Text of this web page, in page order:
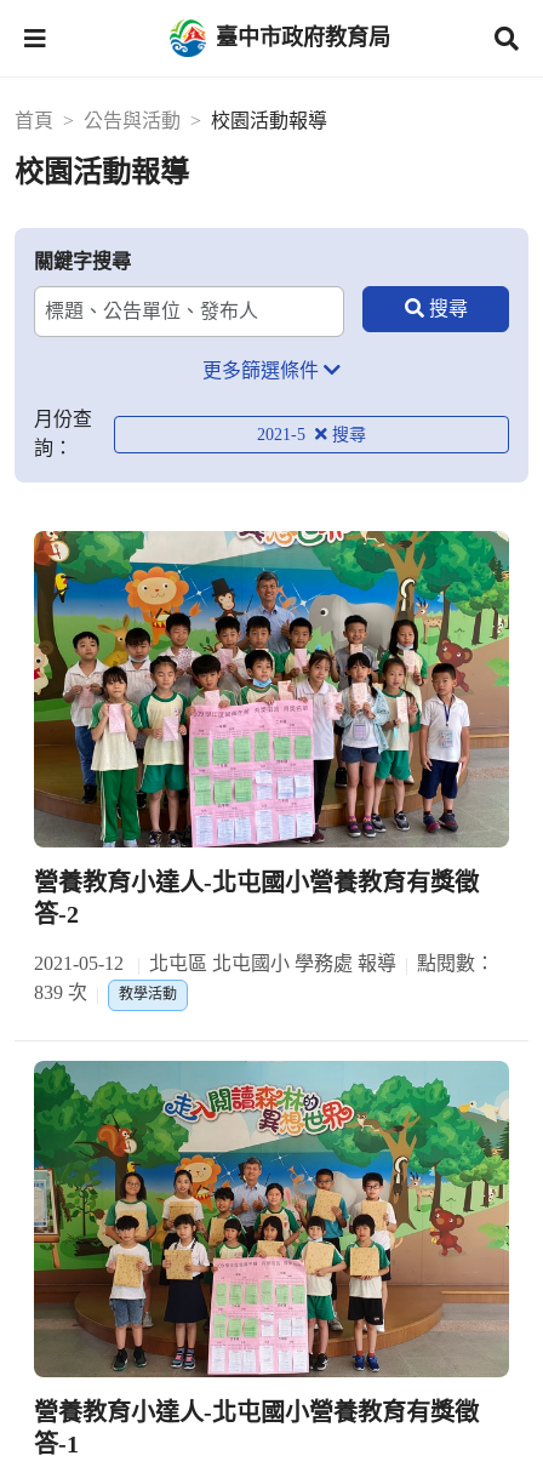
臺中市政府教育局
首頁 公告與活動 校園活動報導
校園活動報導
關鍵字搜尋
更多篩選條件
月份查
詢：
2021-5
營養教育小達人-北屯國小營養教育有獎徵
答-2
2021-05-12 北屯區 北屯國小 學務處 報導
點閱數：
839 次
教學活動
營養教育小達人-北屯國小營養教育有獎徵
答-1